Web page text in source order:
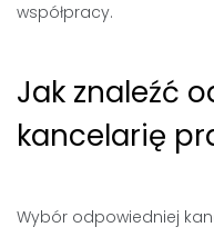
współpracy.
Jak znaleźć
kancelarię
Wybór odpowiedniej